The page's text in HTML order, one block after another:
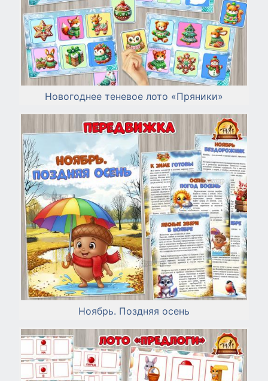
Новогоднее теневое лото «Пряники»
Ноябрь. Поздняя осень